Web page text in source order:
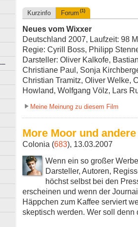
Kurzinfo Forum (1)
Neues vom Wixxer
Deutschland 2007, Laufzeit: 98
Regie: Cyrill Boss, Philipp
Darsteller: Oliver Kalkofe,
Christiane Paul, Sonja
Christian Tramitz, Oliver Welke,
Howland, Wolfgang Völz, Lars
Meine Meinung zu diesem Film
More Moor und
Colonia (683), 13.03.2007
Wenn ein so großer
Darsteller, Autoren,
höchst selbst bei den
erscheinen und wenn der
Häppchen zum Kaffee serviert
skeptisch werden. Wer soll